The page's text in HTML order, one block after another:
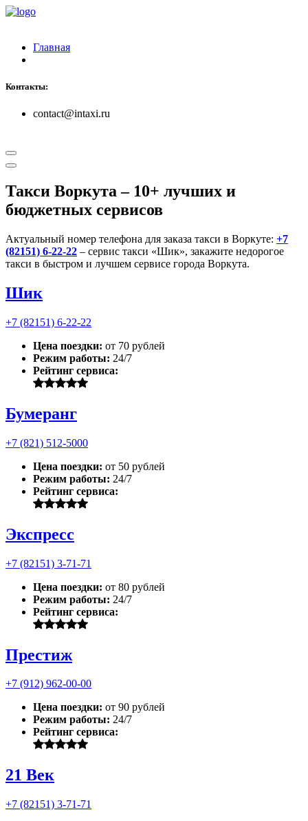
Главная
Контакты:
contact@intaxi.ru
Такси Воркута– 10+ лучших и
бюджетных сервисов
Актуальный номер телефона для заказа такси в Воркуте: +7
(82151) 6-22-22 – сервис такси «Шик», закажите недорогое
такси в быстром и лучшем сервисе города Воркута.
Шик
+7 (82151) 6-22-22
Цена поездки: от 70 рублей
Режим работы: 24/7
Рейтинг сервиса:
Бумеранг
+7 (821) 512-5000
Цена поездки: от 50 рублей
Режим работы: 24/7
Рейтинг сервиса:
Экспресс
+7 (82151) 3-71-71
Цена поездки: от 80 рублей
Режим работы: 24/7
Рейтинг сервиса:
Престиж
+7 (912) 962-00-00
Цена поездки: от 90 рублей
Режим работы: 24/7
Рейтинг сервиса:
21 Век
+7 (82151) 3-71-71